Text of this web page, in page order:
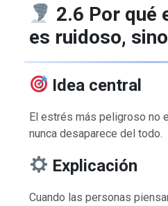
2.6 Por qué
es ruidoso,
Idea central
El estrés más peligroso no
nunca desaparece del todo.
Explicación
Cuando las personas